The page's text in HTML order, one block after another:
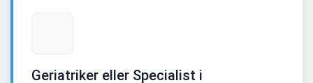
Geriatriker eller Specialist i